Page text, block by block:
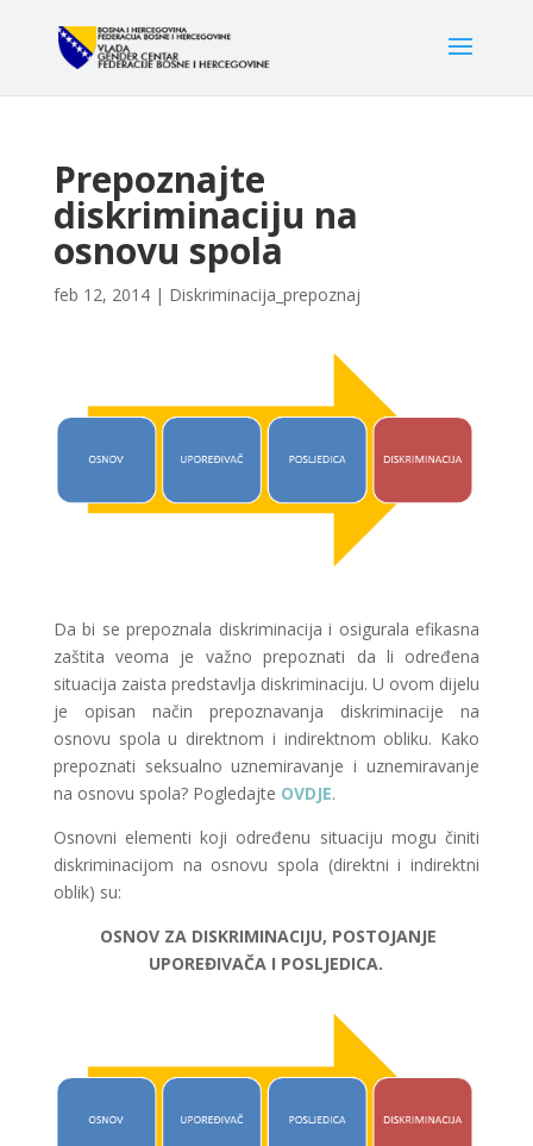
Prepoznajte
diskriminaciju na
osnovu spola
feb 12, 2014| Diskriminacija_prepoznaj
Da bi se prepoznala diskriminacija i osigurala efikasna
zaštita veoma je važno prepoznati da li određena
situacija zaista predstavlja diskriminaciju. U ovom dijelu
je opisan način prepoznavanja diskriminacije na
osnovu spola u direktnom i indirektnom obliku. Kako
prepoznati seksualno uznemiravanje i uznemiravanje
na osnovu spola? Pogledajte OVDJE.
Osnovni elementi koji određenu situaciju mogu činiti
diskriminacijom na osnovu spola (direktni i indirektni
oblik) su:
OSNOV ZA DISKRIMINACIJU, POSTOJANJE
UPOREĐIVAČA I POSLJEDICA.